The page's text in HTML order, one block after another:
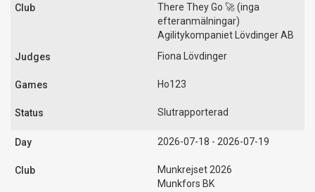
There They Go 🚀 (inga
efteranmälningar)
Agilitykompaniet Lövdinger AB
Fiona Lövdinger
Ho123
Slutrapporterad
2026-07-18 - 2026-07-19
Munkrejset 2026
Munkfors BK